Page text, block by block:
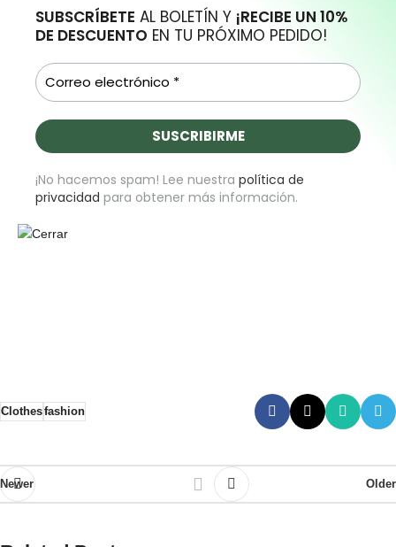
SUBSCRÍBETE AL BOLETÍN Y ¡RECIBE UN 10%
DE DESCUENTO EN TU PRÓXIMO PEDIDO!
¡No hacemos spam! Lee nuestra política de
privacidad para obtener más información.
Clothesfashion
Newer Older